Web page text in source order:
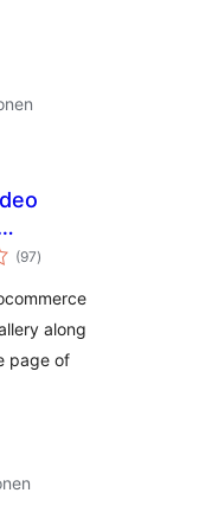
(97Bewertungen
insgesamt
)
along
page of